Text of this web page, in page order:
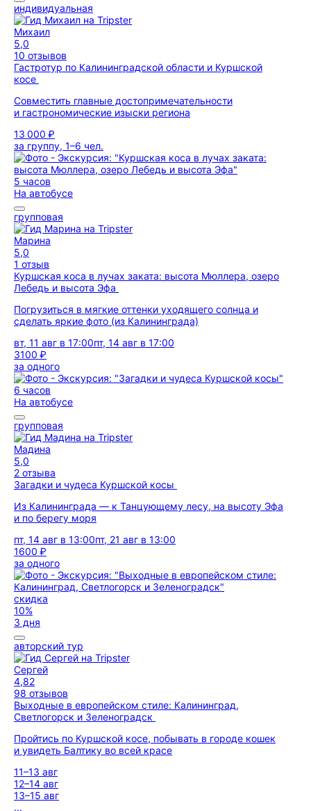
индивидуальная
Михаил
5,0
10 отзывов
Гастротур по Калининградской области и Куршской
косе
Совместить главные достопримечательности
и гастрономические изыски региона
13 000 ₽
за группу, 1–6 чел.
5 часов
На автобусе
групповая
Марина
5,0
1 отзыв
Куршская коса в лучах заката: высота Мюллера, озеро
Лебедь и высота Эфа
Погрузиться в мягкие оттенки уходящего солнца и
сделать яркие фото (из Калининграда)
вт, 11 авг в 17:00пт, 14 авг в 17:00
3100 ₽
за одного
6 часов
На автобусе
групповая
Мадина
5,0
2 отзыва
Загадки и чудеса Куршской косы
Из Калининграда — к Танцующему лесу, на высоту Эфа
и по берегу моря
пт, 14 авг в 13:00пт, 21 авг в 13:00
1600 ₽
за одного
скидка
10%
3 дня
авторский тур
Сергей
4,82
98 отзывов
Выходные в европейском стиле: Калининград,
Светлогорск и Зеленоградск
Пройтись по Куршской косе, побывать в городе кошек
и увидеть Балтику во всей красе
11–13 авг
12–14 авг
13–15 авг
...